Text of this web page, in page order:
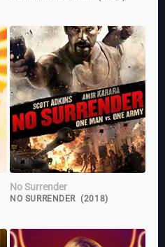
No Surrender
NO SURRENDER (2018)